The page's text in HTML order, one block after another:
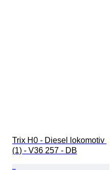
Trix H0 - Diesel lokomotiv
(1) - V36 257 - DB